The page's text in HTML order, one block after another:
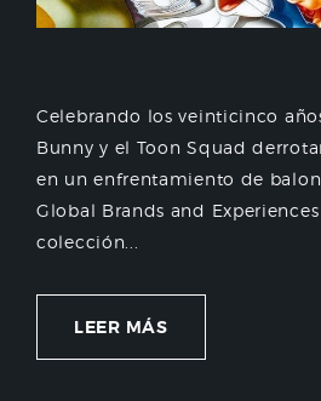
Celebrando los veinticinco
Bunny y el Toon Squad
en un enfrentamiento de
Global Brands and
colección...
LEER MÁS